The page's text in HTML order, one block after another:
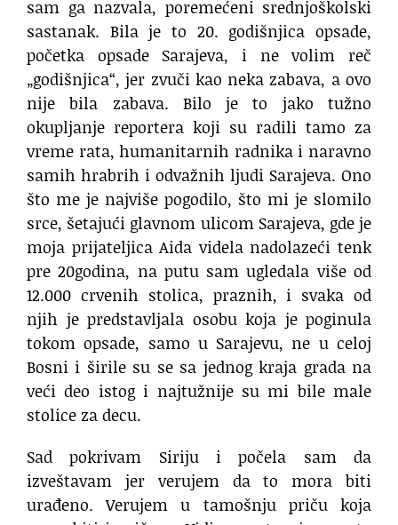
sam ga nazvala, poremećeni srednjoškolski
sastanak. Bila je to 20. godišnjica opsade,
početka opsade Sarajeva, i ne volim reč
„godišnjica“, jer zvuči kao neka zabava, a ovo
nije bila zabava. Bilo je to jako tužno
okupljanje reportera koji su radili tamo za
vreme rata, humanitarnih radnika i naravno
samih hrabrih i odvažnih ljudi Sarajeva. Ono
što me je najviše pogodilo, što mi je slomilo
srce, šetajući glavnom ulicom Sarajeva, gde je
moja prijateljica Aida videla nadolazeći tenk
pre 20godina, na putu sam ugledala više od
12.000 crvenih stolica, praznih, i svaka od
njih je predstavljala osobu koja je poginula
tokom opsade, samo u Sarajevu, ne u celoj
Bosni i širile su se sa jednog kraja grada na
veći deo istog i najtužnije su mi bile male
stolice za decu.
Sad pokrivam Siriju i počela sam da
izveštavam jer verujem da to mora biti
urađeno. Verujem u tamošnju priču koja